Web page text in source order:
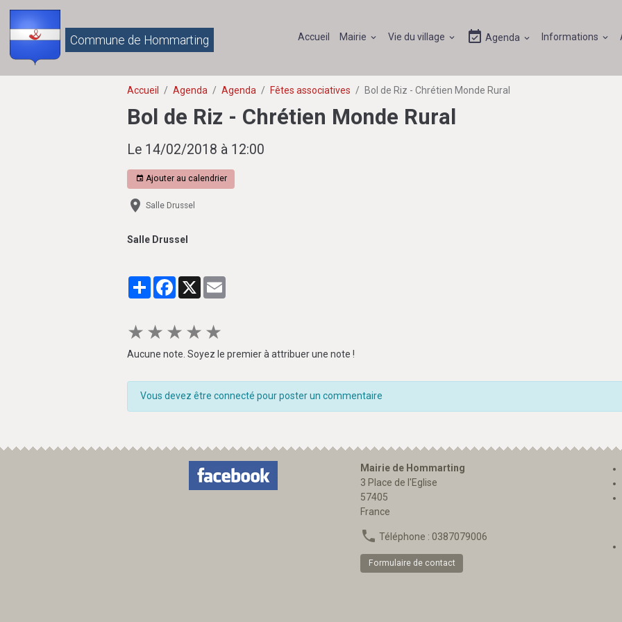
Commune de Hommarting Accueil Mairie Vie du village Agenda Informations
Accueil Agenda Agenda Fêtes associatives Bol de Riz - Chrétien Monde Rural
Bol de Riz - Chrétien Monde Rural
Le 14/02/2018 à 12:00
Ajouter au calendrier
Salle Drussel
Salle Drussel
PartagerFacebook
X
★ ★ ★ ★ ★
Aucune note. Soyez le premier à attribuer une note !
Vous devez être connecté pour poster un commentaire
Mairie de Hommarting
3 Place de l'Eglise
57405
France
Téléphone : 0387079006
Formulaire de contact